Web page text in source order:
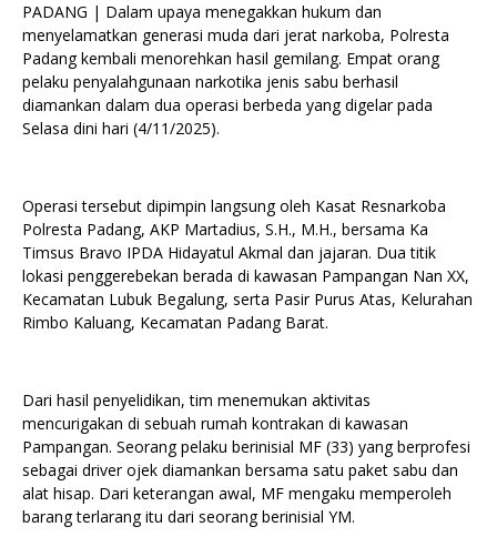
PADANG | Dalam upaya menegakkan hukum dan
menyelamatkan generasi muda dari jerat narkoba, Polresta
Padang kembali menorehkan hasil gemilang. Empat orang
pelaku penyalahgunaan narkotika jenis sabu berhasil
diamankan dalam dua operasi berbeda yang digelar pada
Selasa dini hari (4/11/2025).
Operasi tersebut dipimpin langsung oleh Kasat Resnarkoba
Polresta Padang, AKP Martadius, S.H., M.H., bersama Ka
Timsus Bravo IPDA Hidayatul Akmal dan jajaran. Dua titik
lokasi penggerebekan berada di kawasan Pampangan Nan XX,
Kecamatan Lubuk Begalung, serta Pasir Purus Atas, Kelurahan
Rimbo Kaluang, Kecamatan Padang Barat.
Dari hasil penyelidikan, tim menemukan aktivitas
mencurigakan di sebuah rumah kontrakan di kawasan
Pampangan. Seorang pelaku berinisial MF (33) yang berprofesi
sebagai driver ojek diamankan bersama satu paket sabu dan
alat hisap. Dari keterangan awal, MF mengaku memperoleh
barang terlarang itu dari seorang berinisial YM.